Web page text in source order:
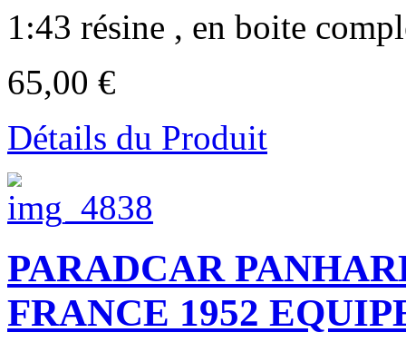
1:43 résine , en boite
65,00 €
Détails du Produit
PARADCAR
FRANCE 1952